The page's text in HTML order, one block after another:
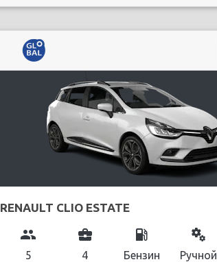
RENAULT CLIO ESTATE
group
5
business_center
4
local_gas_station
Бензин
miscellaneous_services
Ручной